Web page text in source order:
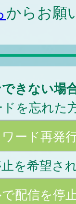
からお願
きない場
を忘れた
ード再発
を希望さ
配信を停